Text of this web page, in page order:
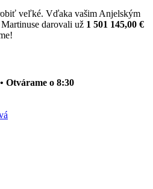
veľké. Vďaka vašim Anjelským
darovali už 1 501 145,00 €
• Otvárame o 8:30